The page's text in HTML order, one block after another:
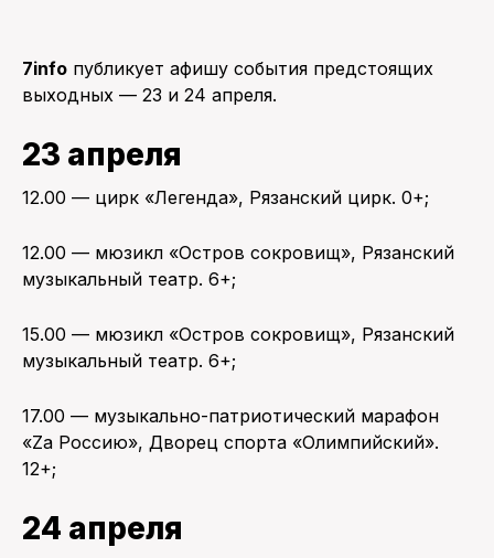
7info публикует афишу события предстоящих
выходных — 23 и 24 апреля.
23 апреля
12.00 — цирк «Легенда», Рязанский цирк. 0+;
12.00 — мюзикл «Остров сокровищ», Рязанский
музыкальный театр. 6+;
15.00 — мюзикл «Остров сокровищ», Рязанский
музыкальный театр. 6+;
17.00 — музыкально-патриотический марафон
«Zа Россию», Дворец спорта «Олимпийский».
12+;
24 апреля